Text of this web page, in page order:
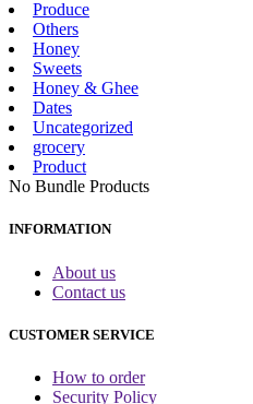
Produce
Others
Honey
Sweets
Honey & Ghee
Dates
Uncategorized
grocery
Product
No Bundle Products
INFORMATION
About us
Contact us
CUSTOMER SERVICE
How to order
Security Policy